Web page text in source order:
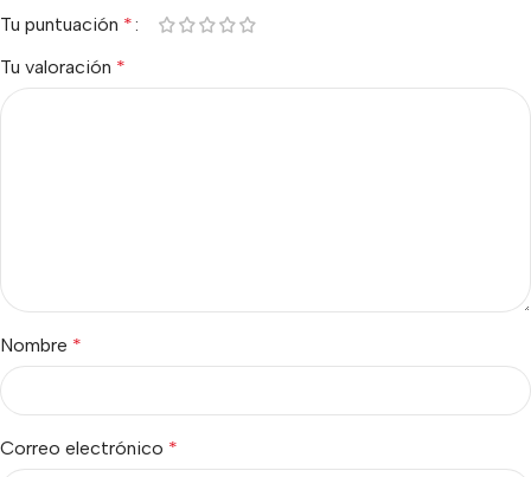
Tu puntuación *
Tu valoración *
Nombre *
Correo electrónico *